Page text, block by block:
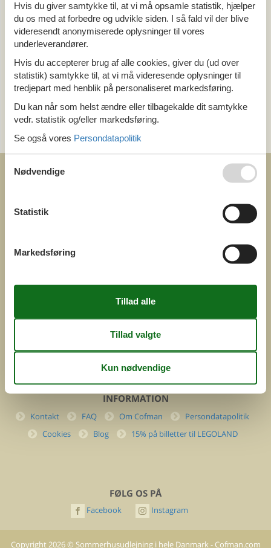
Alle
Belgien
Ardennerne
Tema
Alle
Kategori
Alle
Momsnr.: DK26347688
info@cofman.com
INFORMATION
Kontakt FAQ Om Cofman
Persondatapolitik
Cookies
Blog 15% på billetter til LEGOLAND
FØLG OS PÅ
Facebook Instagram
Copyright 2026© Sommerhusudlejning i hele Danmark - Cofman.com
Hvis du giver samtykke til, at vi må opsamle statistik, hjælper
du os med at forbedre og udvikle siden. I så fald vil der blive
videresendt anonymiserede oplysninger til vores
underleverandører.
Hvis du accepterer brug af alle cookies, giver du (ud over
statistik) samtykke til, at vi må videresende oplysninger til
tredjepart med henblik på personaliseret markedsføring.
Du kan når som helst ændre eller tilbagekalde dit samtykke
vedr. statistik og/eller markedsføring.
Se også vores Persondatapolitik
Nødvendige
Statistik
Markedsføring